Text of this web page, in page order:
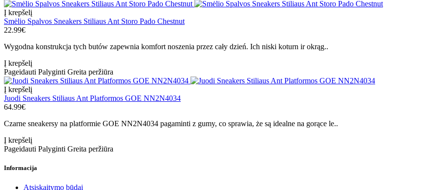
Į krepšelį
Smėlio Spalvos Sneakers Stiliaus Ant Storo Pado Chestnut
22.99€
Wygodna konstrukcja tych butów zapewnia komfort noszenia przez cały dzień. Ich niski koturn ir okrąg..
Į krepšelį
Pageidauti Palyginti Greita peržiūra
Į krepšelį
Juodi Sneakers Stiliaus Ant Platformos GOE NN2N4034
64.99€
Czarne sneakersy na platformie GOE NN2N4034 pagaminti z gumy, co sprawia, że są idealne na gorące le..
Į krepšelį
Pageidauti Palyginti Greita peržiūra
Informacija
Atsiskaitymo būdai